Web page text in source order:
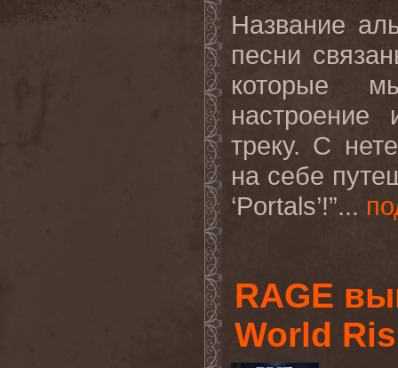
Название
песни
которые
треку. С
на себе
‘Portals’!”...
RAGE
World